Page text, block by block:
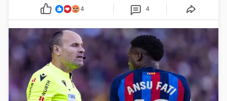
4 4